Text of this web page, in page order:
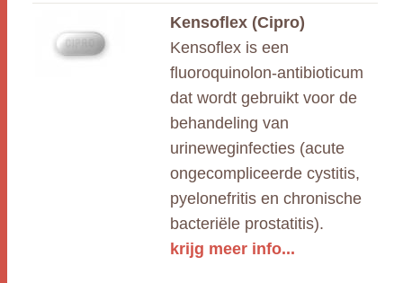
Kensoflex (Cipro)
Kensoflex is een
fluoroquinolon-antibioticum
dat wordt gebruikt voor de
behandeling van
urineweginfecties (acute
ongecompliceerde cystitis,
pyelonefritis en chronische
bacteriële prostatitis).
krijg meer info...